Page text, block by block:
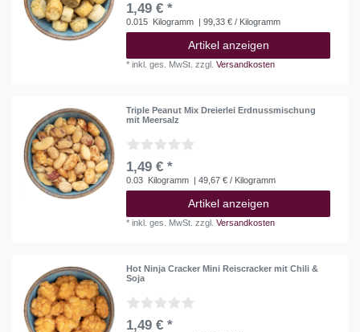
1,49 € *
0.015 Kilogramm | 99,33 € / Kilogramm
Artikel anzeigen
*inkl. ges. MwSt. zzgl.Versandkosten
Triple Peanut Mix Dreierlei Erdnussmischung
mit Meersalz
1,49 € *
0.03 Kilogramm | 49,67 € / Kilogramm
Artikel anzeigen
*inkl. ges. MwSt. zzgl.Versandkosten
Hot Ninja Cracker Mini Reiscracker mit Chili &
Soja
1,49 € *